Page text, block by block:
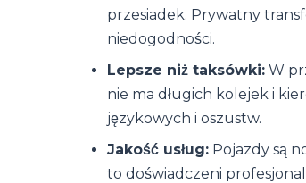
przesiadek. Prywatny
niedogodności.
Lepsze niż taksówki: W
nie ma długich kolejek i
językowych i oszustw.
Jakość usług: Pojazdy są
to doświadczeni